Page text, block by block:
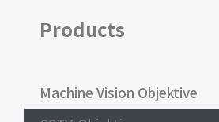
Products
Machine Vision Objektive